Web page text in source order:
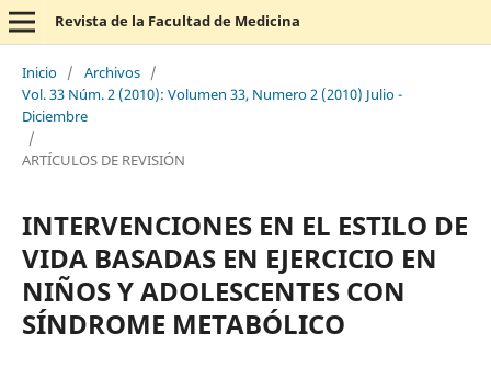
Revista de la Facultad de Medicina
Inicio / Archivos /
Vol. 33 Núm. 2 (2010): Volumen 33, Numero 2 (2010) Julio -
Diciembre
/
ARTÍCULOS DE REVISIÓN
INTERVENCIONES EN EL ESTILO DE
VIDA BASADAS EN EJERCICIO EN
NIÑOS Y ADOLESCENTES CON
SÍNDROME METABÓLICO